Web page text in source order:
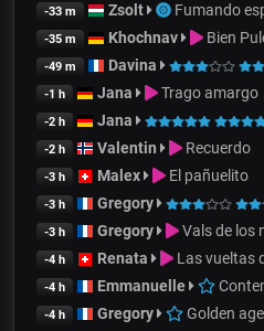
-33 m Zsolt Fumando
-35 m Khochnav Bien
-49 m Davina
-1 h Jana Trago amargo
-2 h Jana
-2 h Valentin Recuerdo
-3 h Malex El pañuelito
-3 h Gregory
-3 h Gregory Vals de los
-4 h Renata Las vueltas
-4 h Emmanuelle
-4 h Gregory Golden